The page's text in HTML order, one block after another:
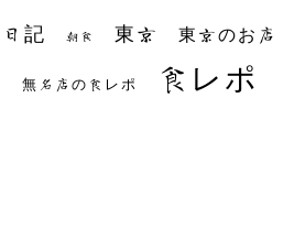
日記 朝食 東京 東京のお店
無名店の食レポ 食レポ